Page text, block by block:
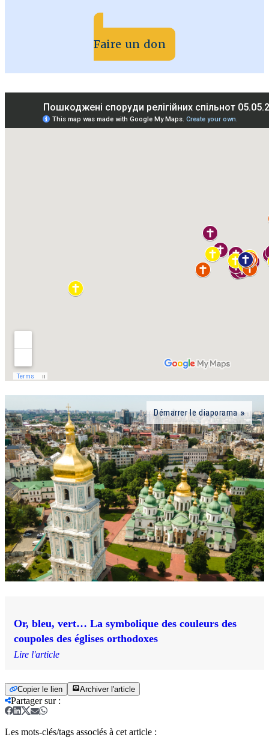
Faire un don
Démarrer le diaporama
Or, bleu, vert… La symbolique des couleurs des
coupoles des églises orthodoxes
Lire l'article
Copier le lien Archiver l'article
Partager sur:
Les mots-clés/tags associés à cet article :